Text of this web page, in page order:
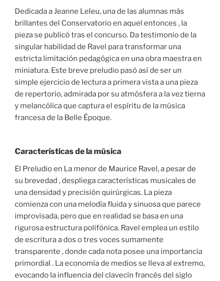
Dedicada a Jeanne Leleu, una de las alumnas más
brillantes del Conservatorio en aquel entonces , la
pieza se publicó tras el concurso. Da testimonio de la
singular habilidad de Ravel para transformar una
estricta limitación pedagógica en una obra maestra en
miniatura. Este breve preludio pasó así de ser un
simple ejercicio de lectura a primera vista a una pieza
de repertorio, admirada por su atmósfera a la vez tierna
y melancólica que captura el espíritu de la música
francesa de la Belle Époque.
Características de la música
El Preludio en La menor de Maurice Ravel, a pesar de
su brevedad , despliega características musicales de
una densidad y precisión quirúrgicas. La pieza
comienza con una melodía fluida y sinuosa que parece
improvisada, pero que en realidad se basa en una
rigurosa estructura polifónica. Ravel emplea un estilo
de escritura a dos o tres voces sumamente
transparente , donde cada nota posee una importancia
primordial . La economía de medios se lleva al extremo,
evocando la influencia del clavecín francés del siglo